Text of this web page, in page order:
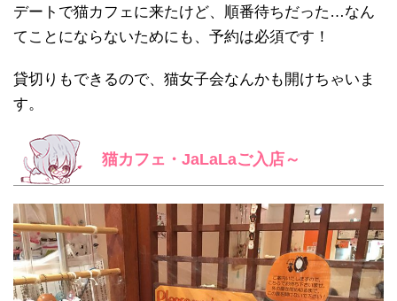
デートで猫カフェに来たけど、順番待ちだった…なん
てことにならないためにも、予約は必須です！
貸切りもできるので、猫女子会なんかも開けちゃいま
す。
猫カフェ・JaLaLaご入店～